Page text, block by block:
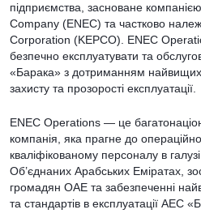
підприємства, засноване
Company (ENEC) та частково
Corporation (KEPCO). ENEC
безпечно експлуатувати та
«Барака» з дотриманням найвищих
захисту та прозорості експлуатації.
ENEC Operations — це
компанія, яка прагне до
кваліфікованому персоналу в
Об’єднаних Арабських Еміратах,
громадян ОАЕ та забезпеченні
та стандартів в експлуатації АЕС